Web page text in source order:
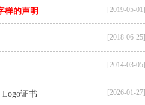
样的声明 [2019-05-01]
[2018-06-25]
[2014-03-05]
Logo证书 [2026-01-27]